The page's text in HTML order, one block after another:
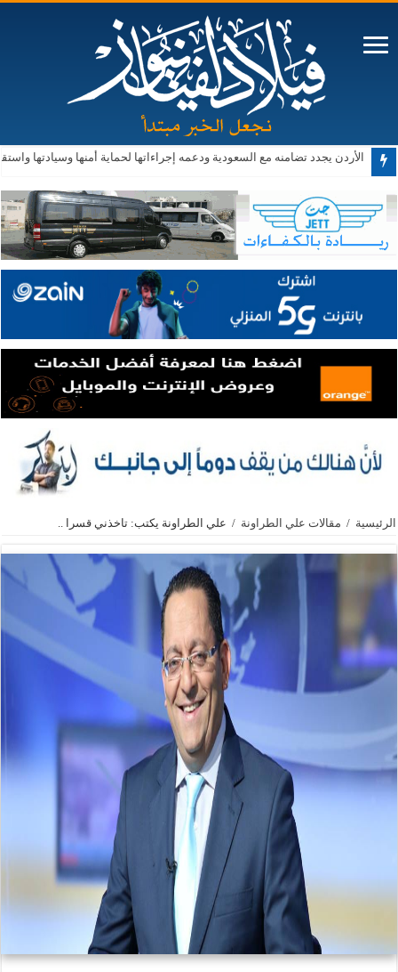
الأردن يجدد تضامنه مع السعودية ودعمه إجراءاتها لحماية أمنها وسيادتها
الرئيسية / مقالات علي الطراونة / علي الطراونة يكتب: تاخذني قسرا ..